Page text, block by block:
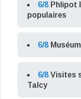
6/8 Phlipot
populaires
6/8
6/8 Visites
Talcy